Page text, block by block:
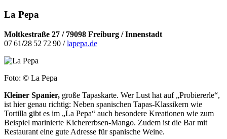
La Pepa
Moltkestraße 27 / 79098 Freiburg / Innenstadt
07 61/28 52 72 90 /lapepa.de
Foto: © La Pepa
Kleiner Spanier, große Tapaskarte. Wer Lust hat auf „Probiererle“,
ist hier genau richtig: Neben spanischen Tapas-Klassikern wie
Tortilla gibt es im „La Pepa“ auch besondere Kreationen wie zum
Beispiel marinierte Kichererbsen-Mango. Zudem ist die Bar mit
Restaurant eine gute Adresse für spanische Weine.